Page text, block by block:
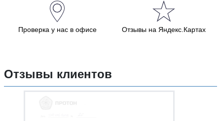
Проверка у нас в офисе Отзывы на Яндекс.Картах
Отзывы клиентов